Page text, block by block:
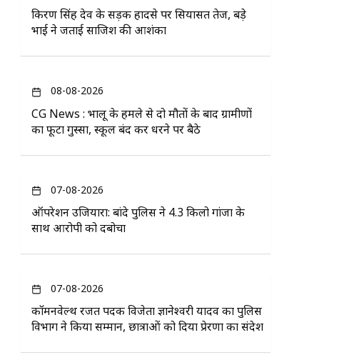
किरण सिंह देव के सड़क हादसे पर सियासत तेज, बड़े
भाई ने जताई साजिश की आशंका
08-08-2026
CG News : भालू के हमले से दो मौतों के बाद ग्रामीणों
का फूटा गुस्सा, स्कूल बंद कर धरने पर बैठे
07-08-2026
ऑपरेशन उजियारा: बांदे पुलिस ने 4.3 किलो गांजा के
साथ आरोपी को दबोचा
07-08-2026
कॉमनवेल्थ रजत पदक विजेता ज्ञानेश्वरी यादव का पुलिस
विभाग ने किया सम्मान, छात्राओं को दिया प्रेरणा का संदेश